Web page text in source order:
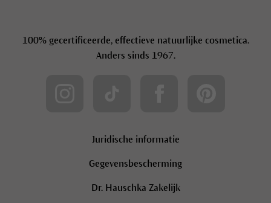
100% gecertificeerde, effectieve natuurlijke cosmetica.
Anders sinds 1967.
Juridische informatie
Gegevensbescherming
Dr. Hauschka Zakelijk